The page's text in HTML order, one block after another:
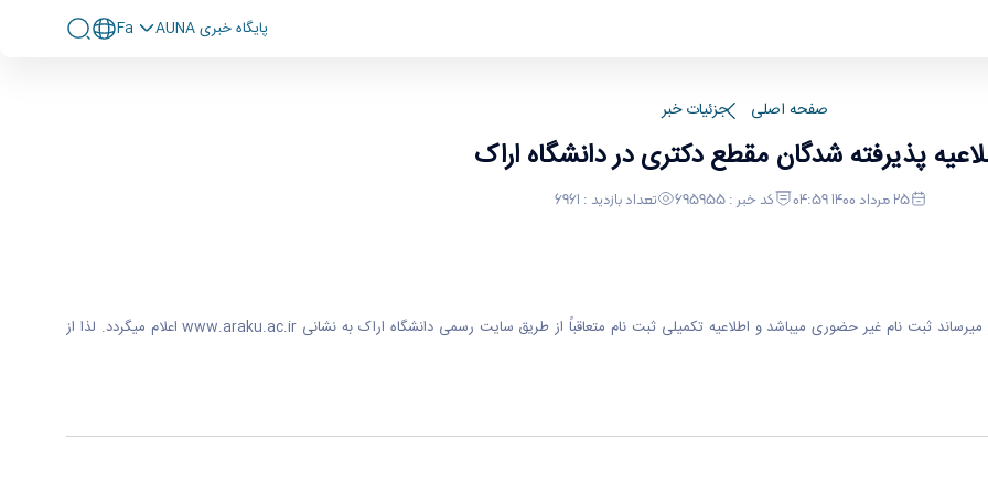
پايگاه خبری AUNA Fa
صفحه اصلی جزئیات خبر
پذیرفته شدگان مقطع دکتری در دانشگاه اراک
25 مرداد 1400 04:59 کد خبر : 695955 تعداد بازدید : 6961
ضمن عرض تبریک به پدیرفته شدگان مقطع دکتری سال ۱۴۰۰ به استحضار میرساند ثبت نام غیر حضوری میباشد و اطلاعیه تکمیلی ثبت نام متعاقباً از طریق سایت رسمی دانشگاه اراک به نشانی www.araku.ac.ir اعلام میگردد. لذا از